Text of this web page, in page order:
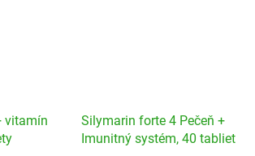
vitamín
Silymarin forte 4 Pečeň +
Imunitný systém, 40 tabliet